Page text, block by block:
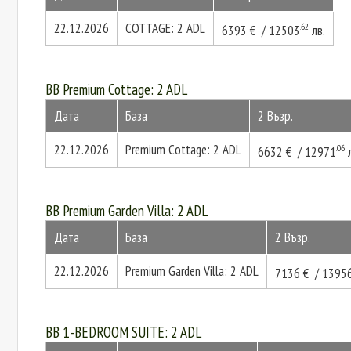
22.12.2026
COTTAGE: 2 ADL 6393 € / 12503 .62 лв.
BB Premium Cottage: 2 ADL
Дата База
2 Възр.
22.12.2026
Premium Cottage: 2 ADL 6632 € / 12971.06
BB Premium Garden Villa: 2 ADL
Дата База
2 Възр.
22.12.2026
Premium Garden Villa: 2 ADL 7136 € /
BB 1-BEDROOM SUITE: 2 ADL